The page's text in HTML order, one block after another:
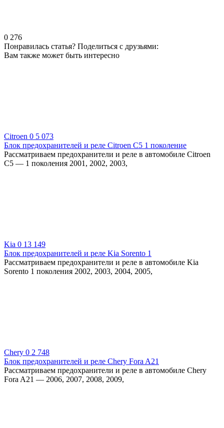
0 276
Понравилась статья? Поделиться с друзьями:
Вам также может быть интересно
Citroen 0 5 073
Блок предохранителей и реле Citroen C5 1 поколение
Рассматриваем предохранители и реле в автомобиле Citroen
C5 — 1 поколения 2001, 2002, 2003,
Kia 0 13 149
Блок предохранителей и реле Kia Sorento 1
Рассматриваем предохранители и реле в автомобиле Kia
Sorento 1 поколения 2002, 2003, 2004, 2005,
Chery 0 2 748
Блок предохранителей и реле Chery Fora A21
Рассматриваем предохранители и реле в автомобиле Chery
Fora A21 — 2006, 2007, 2008, 2009,